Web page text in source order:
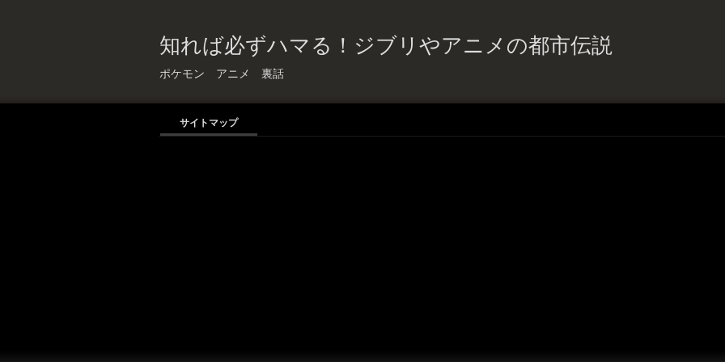
知れば必ずハマる！ジブリやアニメの都市伝説
ポケモン アニメ 裏話
サイトマップ